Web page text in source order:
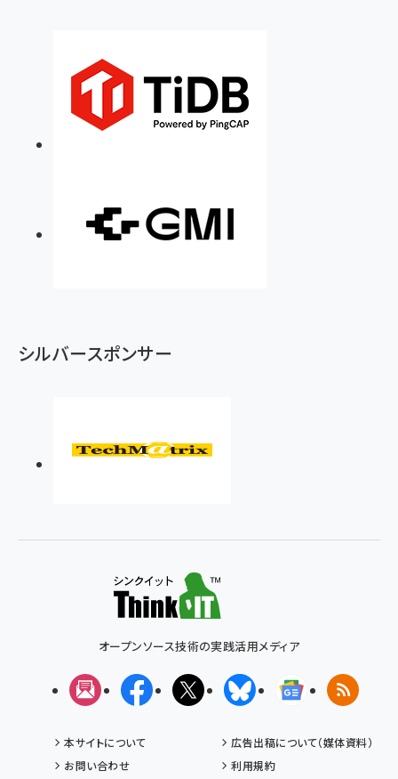
シルバースポンサー
オープンソース技術の実践活用メディア
メルマガFacebookX(エックス)BlueskyGoogleニュ
RSS
本サイトについて
広告出稿について（媒体資料）
お問い合わせ
利用規約